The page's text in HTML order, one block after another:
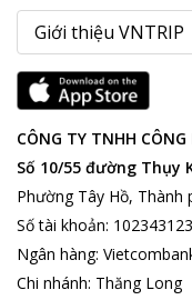
CÔNG TY TNHH CÔNG
Số 10/55 đường Thụy
Phường Tây Hồ, Thành
Số tài khoản:
Ngân hàng:
Chi nhánh: Thăng Long